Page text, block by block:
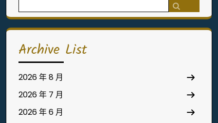
for:
Archive List
2026 年 8 月
2026 年 7 月
2026 年 6 月